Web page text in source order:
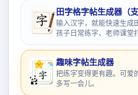
田字格字帖生成器（支
输入汉字，就能快速生成
孩子日常练字、老师课堂
趣味字帖生成器
把练字变得更有趣。可爱
多写一会儿。